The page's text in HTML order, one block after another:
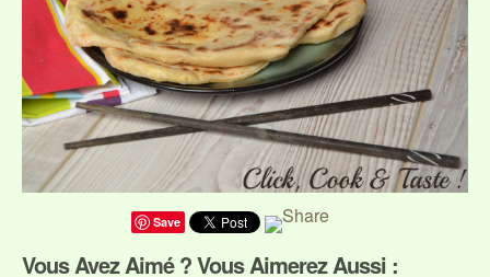
Save
Vous Avez Aimé ? Vous Aimerez Aussi :